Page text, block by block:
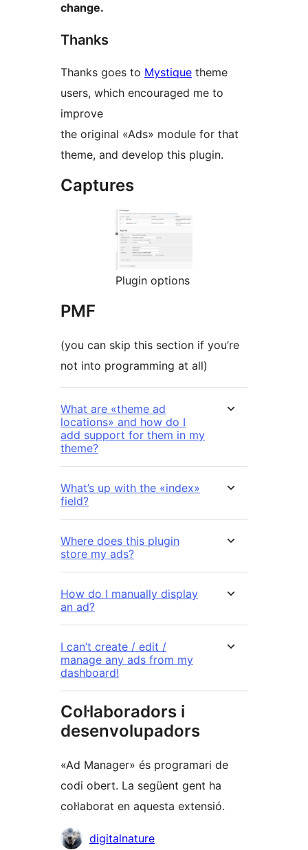
change.
Thanks
Thanks goes to Mystique theme
users, which encouraged me to
improve
the original «Ads» module for that
theme, and develop this plugin.
Captures
Plugin options
PMF
(you can skip this section if you’re
not into programming at all)
What are «theme ad
locations» and how do I
add support for them in my
theme?
What’s up with the «index»
field?
Where does this plugin
store my ads?
How do I manually display
an ad?
I can’t create / edit /
manage any ads from my
dashboard!
Col·laboradors i
desenvolupadors
«Ad Manager» és programari de
codi obert. La següent gent ha
col·laborat en aquesta extensió.
Col·laboradors
digitalnature